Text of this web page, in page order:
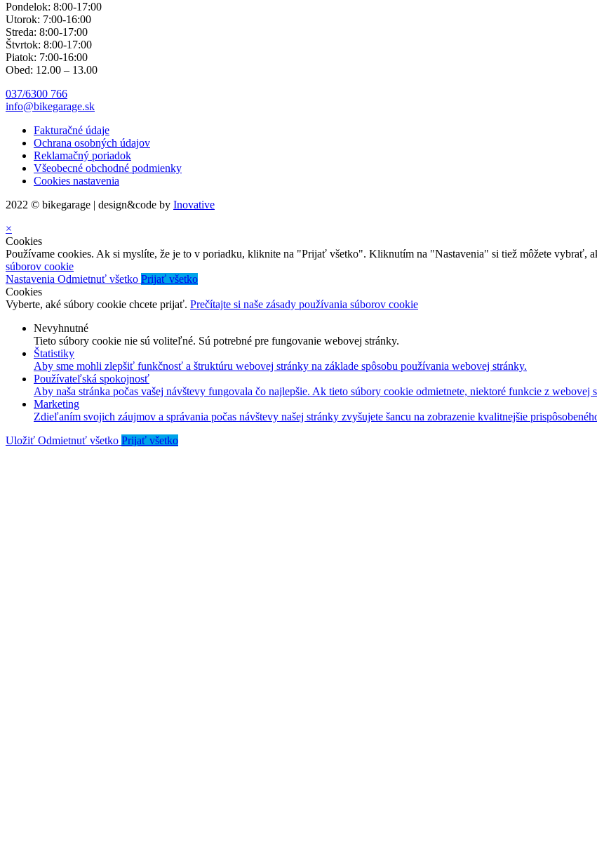
Pondelok: 8:00-17:00
Utorok: 7:00-16:00
Streda: 8:00-17:00
Štvrtok: 8:00-17:00
Piatok: 7:00-16:00
Obed: 12.00 – 13.00
037/6300 766
info@bikegarage.sk
Fakturačné údaje
Ochrana osobných údajov
Reklamačný poriadok
Všeobecné obchodné podmienky
Cookies nastavenia
2022 © bikegarage | design&code by Inovative
×
Cookies
Používame cookies. Ak si myslíte, že je to v poriadku, kliknite na "Prijať všetko". Kliknutím na "Nastavenia" si tiež môžete vybrať,
súborov cookie
Nastavenia Odmietnuť všetko Prijať všetko
Cookies
Vyberte, aké súbory cookie chcete prijať. Prečítajte si naše zásady používania súborov cookie
Nevyhnutné
Tieto súbory cookie nie sú voliteľné. Sú potrebné pre fungovanie webovej stránky.
Štatistiky
Aby sme mohli zlepšiť funkčnosť a štruktúru webovej stránky na základe spôsobu používania webovej stránky.
Používateľská spokojnosť
Aby naša stránka počas vašej návštevy fungovala čo najlepšie. Ak tieto súbory cookie odmietnete, niektoré funkcie z webovej
Marketing
Zdieľaním svojich záujmov a správania počas návštevy našej stránky zvyšujete šancu na zobrazenie kvalitnejšie
Uložiť Odmietnuť všetko Prijať všetko